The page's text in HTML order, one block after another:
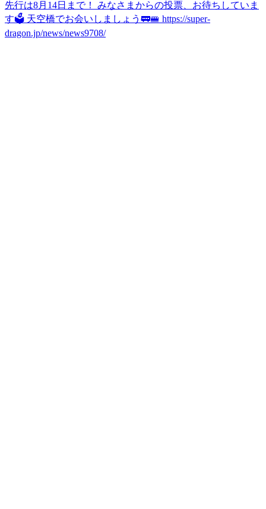
先行は8月14日まで！ みなさまからの投票、お待ちしていま
す🗳️ 天空橋でお会いしましょう🚃🚝 https://super-
dragon.jp/news/news9708/